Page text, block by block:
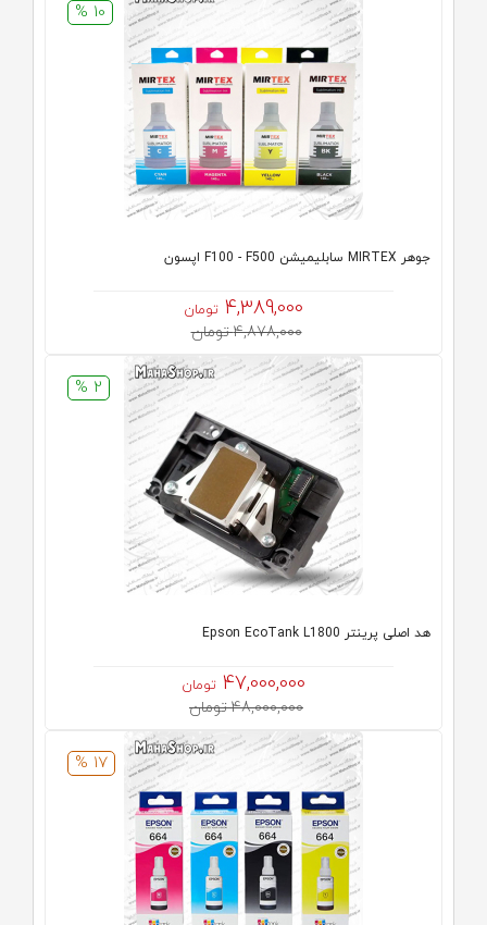
10 %
جوهر MIRTEX سابلیمیشن F100 - F500 اپسون
4,389,000 تومان
4,878,000 تومان
2 %
هد اصلی پرینتر Epson EcoTank L1800
47,000,000 تومان
48,000,000 تومان
17 %